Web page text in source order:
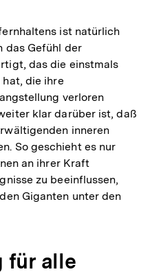
ist natürlich
das Gefühl der
das die einstmals
die ihre
verloren
klar darüber ist, daß
inneren
So geschieht es nur
an ihrer Kraft
zu beeinflussen,
Giganten unter den
für alle